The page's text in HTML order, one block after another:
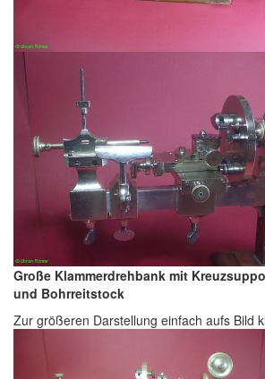
Große Klammerdrehbank mit
und Bohrreitstock
Zur größeren Darstellung einfach aufs Bild